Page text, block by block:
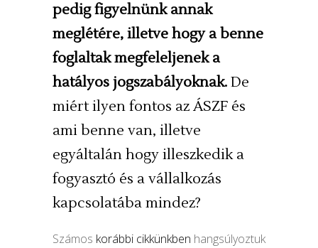
pedig figyelnünk annak
meglétére, illetve hogy a benne
foglaltak megfeleljenek a
hatályos jogszabályoknak.De
miért ilyen fontos az ÁSZF és
ami benne van, illetve
egyáltalán hogy illeszkedik a
fogyasztó és a vállalkozás
kapcsolatába mindez?
Számos korábbi cikkünkben hangsúlyoztuk